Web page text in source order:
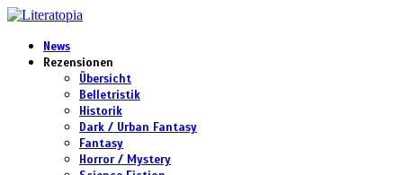
News
Rezensionen
Übersicht
Belletristik
Historik
Dark / Urban Fantasy
Fantasy
Horror / Mystery